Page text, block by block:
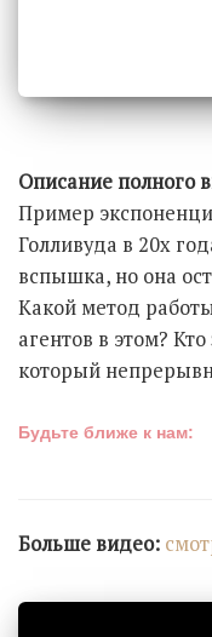
Описание полного
Пример
Голливуда в 20х
вспышка, но она
Какой метод
агентов в этом?
который
Будьте ближе к нам:
Больше видео: